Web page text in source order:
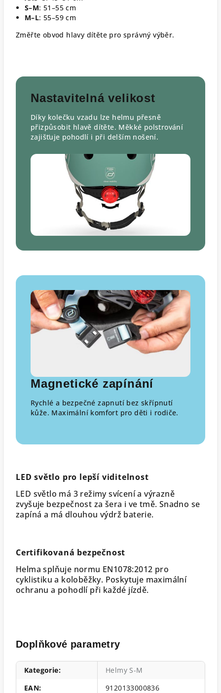
S–M: 51–55 cm
M–L: 55–59 cm
Změřte obvod hlavy dítěte pro správný výběr.
Nastavitelná velikost
Díky kolečku vzadu lze helmu přesně
přizpůsobit hlavě dítěte. Měkké polstrování
zajišťuje pohodlí i při delším nošení.
Magnetické zapínání
Rychlé a bezpečné zapnutí bez skřípnutí
kůže. Maximální komfort pro děti i rodiče.
LED světlo pro lepší viditelnost
LED světlo má 3 režimy svícení a výrazně
zvyšuje bezpečnost za šera i ve tmě. Snadno se
zapíná a má dlouhou výdrž baterie.
Certifikovaná bezpečnost
Helma splňuje normu EN1078:2012 pro
cyklistiku a koloběžky. Poskytuje maximální
ochranu a pohodlí při každé jízdě.
Doplňkové parametry
Kategorie:
Helmy S-M
EAN: 9120133000836